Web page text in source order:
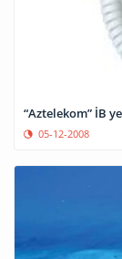
“Aztelekom” İB
05-12-2008